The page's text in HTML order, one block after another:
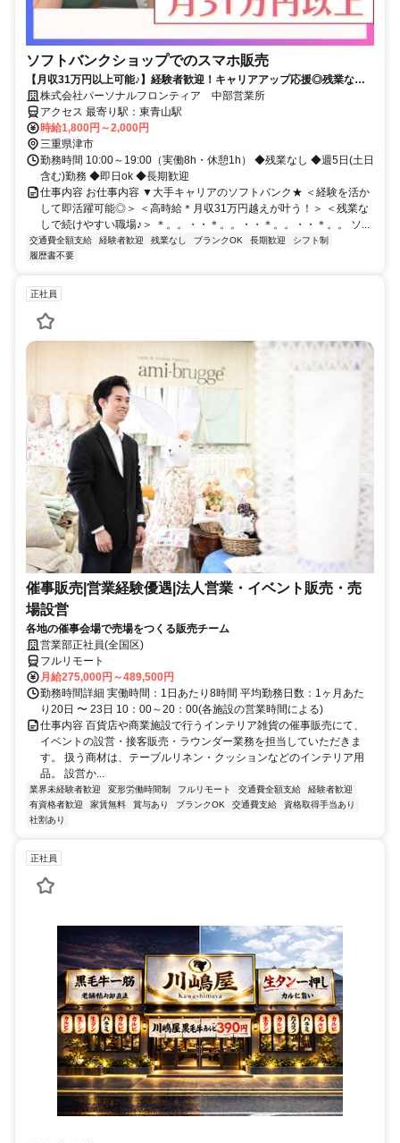
ソフトバンクショップでのスマホ販売
【月収31万円以上可能♪】経験者歓迎！キャリアアップ応援◎残業なし&
フルタイム！即日ok★
株式会社パーソナルフロンティア 中部営業所
アクセス 最寄り駅：東青山駅
時給1,800円～2,000円
三重県津市
勤務時間 10:00～19:00（実働8h・休憩1h） ◆残業なし ◆週5日(土日
含む)勤務 ◆即日ok ◆長期歓迎
仕事内容 お仕事内容 ▼大手キャリアのソフトバンク★ ＜経験を活か
して即活躍可能◎＞ ＜高時給＊月収31万円越えが叶う！＞ ＜残業な
しで続けやすい職場♪＞ ＊。。・・＊。。・・＊。。・・＊。。 ソ...
交通費全額支給 経験者歓迎 残業なし ブランクOK 長期歓迎
シフト制
履歴書不要
正社員
催事販売|営業経験優遇|法人営業・イベント販売・売
場設営
各地の催事会場で売場をつくる販売チーム
営業部正社員(全国区)
フルリモート
月給275,000円～489,500円
勤務時間詳細 実働時間：1日あたり8時間 平均勤務日数：1ヶ月あた
り20日 〜 23日 10：00～20：00(各施設の営業時間による)
仕事内容 百貨店や商業施設で行うインテリア雑貨の催事販売にて、
イベントの設営・接客販売・ラウンダー業務を担当していただきま
す。 扱う商材は、テーブルリネン・クッションなどのインテリア用
品。 設営か...
業界未経験者歓迎 変形労働時間制 フルリモート 交通費全額支給
経験者歓迎
有資格者歓迎
家賃無料 賞与あり ブランクOK 交通費支給
資格取得手当あり
社割あり
正社員